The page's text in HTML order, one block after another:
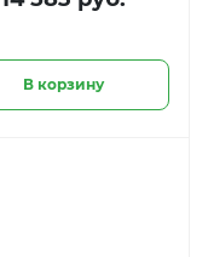
В корзину